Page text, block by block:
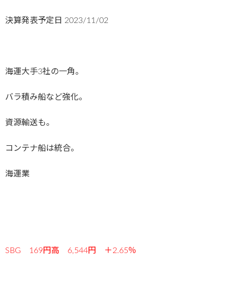
決算発表予定日 2023/11/02
海運大手3社の一角。
バラ積み船など強化。
資源輸送も。
コンテナ船は統合。
海運業
SBG 169円高 6,544円 ＋2.65％